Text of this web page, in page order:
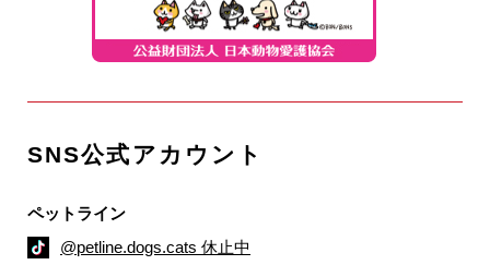
SNS公式アカウント
ペットライン
@petline.dogs.cats 休止中